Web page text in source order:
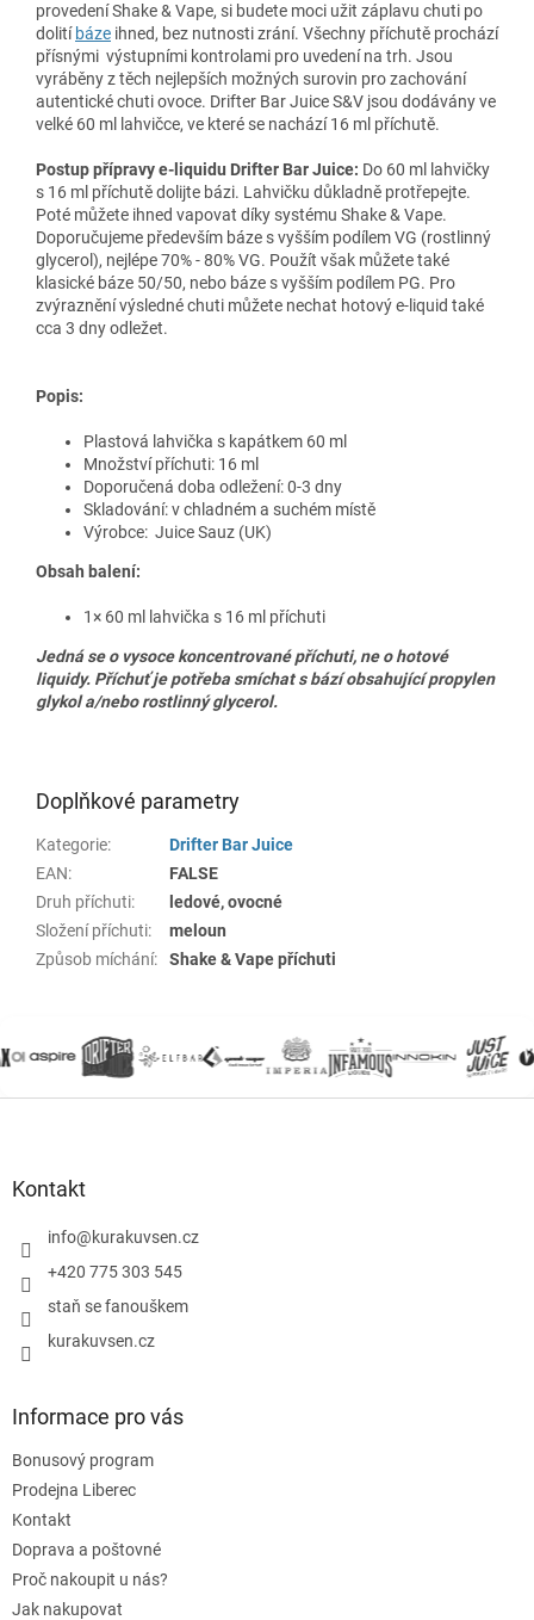
provedení Shake & Vape, si budete moci užit záplavu chuti po
dolití báze ihned, bez nutnosti zrání. Všechny příchutě prochází
přísnými výstupními kontrolami pro uvedení na trh. Jsou
vyráběny z těch nejlepších možných surovin pro zachování
autentické chuti ovoce. Drifter Bar Juice S&V jsou dodávány ve
velké 60 ml lahvičce, ve které se nachází 16 ml příchutě.
Postup přípravy e-liquidu Drifter Bar Juice: Do 60 ml lahvičky
s 16 ml příchutě dolijte bázi. Lahvičku důkladně protřepejte.
Poté můžete ihned vapovat díky systému Shake & Vape.
Doporučujeme především báze s vyšším podílem VG (rostlinný
glycerol), nejlépe 70% - 80% VG. Použít však můžete také
klasické báze 50/50, nebo báze s vyšším podílem PG. Pro
zvýraznění výsledné chuti můžete nechat hotový e-liquid také
cca 3 dny odležet.
Popis:
Plastová lahvička s kapátkem 60 ml
Množství příchuti: 16 ml
Doporučená doba odležení: 0-3 dny
Skladování: v chladném a suchém místě
Výrobce: Juice Sauz (UK)
Obsah balení:
1× 60 ml lahvička s 16 ml příchuti
Jedná se o vysoce koncentrované příchuti, ne o hotové
liquidy. Příchuť je potřeba smíchat s bází obsahující propylen
glykol a/nebo rostlinný glycerol.
Doplňkové parametry
Kategorie:
Drifter Bar Juice
EAN:
FALSE
Druh příchuti:
ledové, ovocné
Složení příchuti:
meloun
Způsob míchání: Shake & Vape příchuti
Kontakt
info@kurakuvsen.cz
+420 775 303 545
staň se fanouškem
kurakuvsen.cz
Informace pro vás
Bonusový program
Prodejna Liberec
Kontakt
Doprava a poštovné
Proč nakoupit u nás?
Jak nakupovat